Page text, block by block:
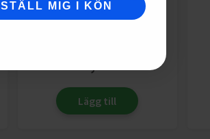
ASC
Lägg till
STÄLL MIG I KÖN